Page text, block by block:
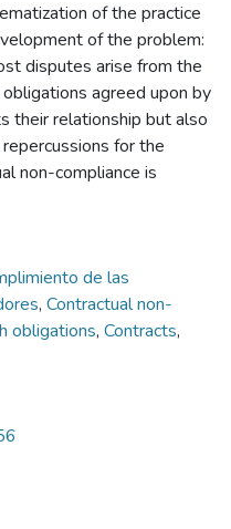
of the practice
of the problem:
disputes arise from the
agreed upon by
their relationship but also
for the
non-compliance is
de las
, Contractual non-
obligations, Contracts,